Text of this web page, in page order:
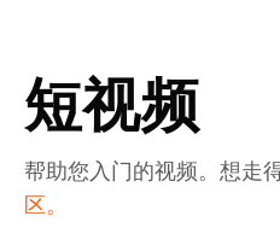
短视频
帮助您入门的视频。想走
区。